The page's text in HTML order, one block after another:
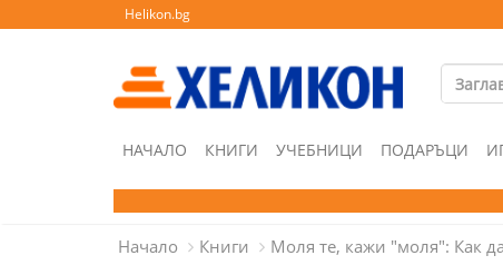
Helikon.bg
НАЧАЛО КНИГИ УЧЕБНИЦИ ПОДАРЪЦИ
Начало Книги Моля те, кажи "моля": Как